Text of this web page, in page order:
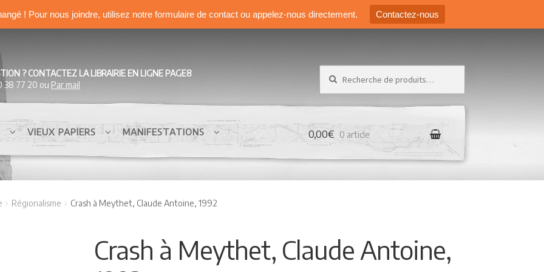
! Pour nous joindre, utilisez notre formulaire de contact ou appelez-nous directement. Contactez-nous
? CONTACTEZ LA LIBRAIRIE EN LIGNE PAGE8
38 77 20 ou Par mail
VIEUX PAPIERS MANIFESTATIONS 0,00€ 0 article
Régionalisme Crash à Meythet, Claude Antoine, 1992
Crash à Meythet, Claude Antoine,